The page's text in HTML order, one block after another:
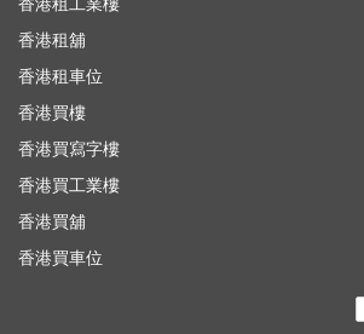
香港租舖
香港租車位
香港買樓
香港買寫字樓
香港買工業樓
香港買舖
香港買車位